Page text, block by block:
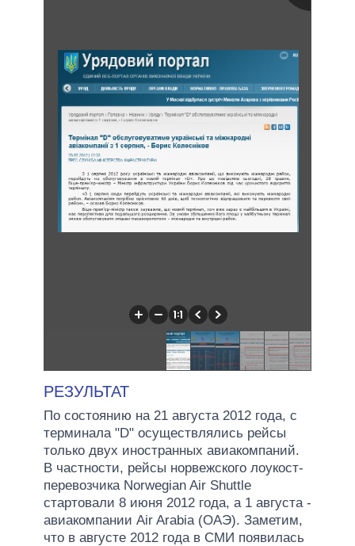
РЕЗУЛЬТАТ
По состоянию на 21 августа 2012 года, с
терминала "D" осуществлялись рейсы
только двух иностранных авиакомпаний.
В частности, рейсы норвежского лоукост-
перевозчика Norwegian Air Shuttle
стартовали 8 июня 2012 года, а 1 августа -
авиакомпании Air Arabia (ОАЭ). Заметим,
что в августе 2012 года в СМИ появилась